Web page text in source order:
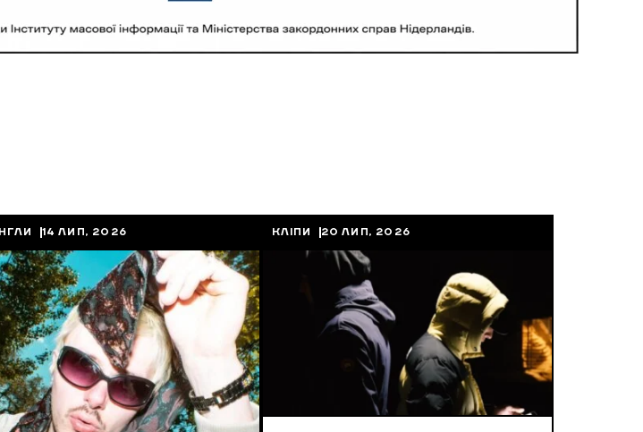
14 ЛИП, 2026 КЛІПИ 20 ЛИП, 2026